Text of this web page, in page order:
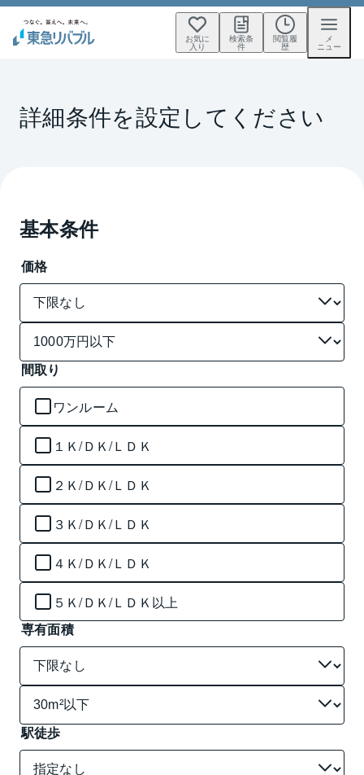
お気に
入り
検索条
件
閲覧履
歴
メ
ニュー
詳細条件を設定してください
基本条件
価格
間取り
ワンルーム
１Ｋ/ＤＫ/ＬＤＫ
２Ｋ/ＤＫ/ＬＤＫ
３Ｋ/ＤＫ/ＬＤＫ
４Ｋ/ＤＫ/ＬＤＫ
５Ｋ/ＤＫ/ＬＤＫ以上
専有面積
駅徒歩